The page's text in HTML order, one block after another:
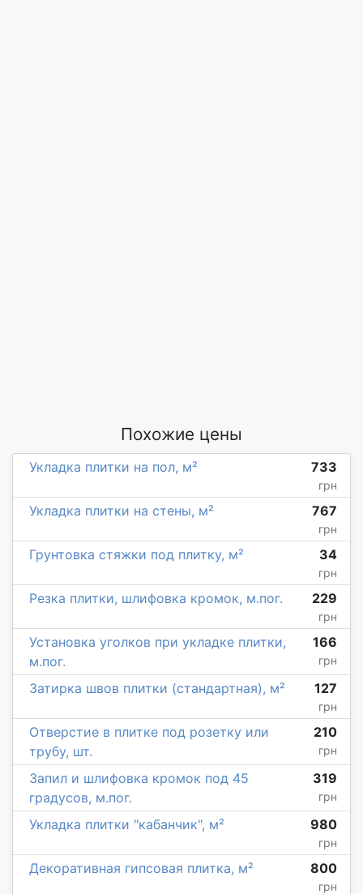
Похожие цены
Укладка плитки на пол, м² 733
грн
Укладка плитки на стены, м² 767
грн
Грунтовка стяжки под плитку, м² 34
грн
Резка плитки, шлифовка кромок, м.пог. 229
грн
Установка уголков при укладке плитки,
м.пог.
166
грн
Затирка швов плитки (стандартная), м² 127
грн
Отверстие в плитке под розетку или
трубу, шт.
210
грн
Запил и шлифовка кромок под 45
градусов, м.пог.
319
грн
Укладка плитки "кабанчик", м² 980
грн
Декоративная гипсовая плитка, м² 800
грн